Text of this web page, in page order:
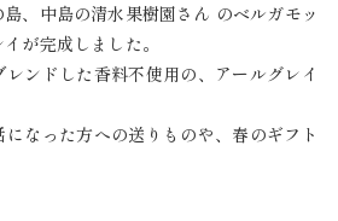
、中島の清水果樹園さん のベルガモッ
が完成しました。
ンドした香料不使用の、アールグレイ
なった方への送りものや、春のギフト